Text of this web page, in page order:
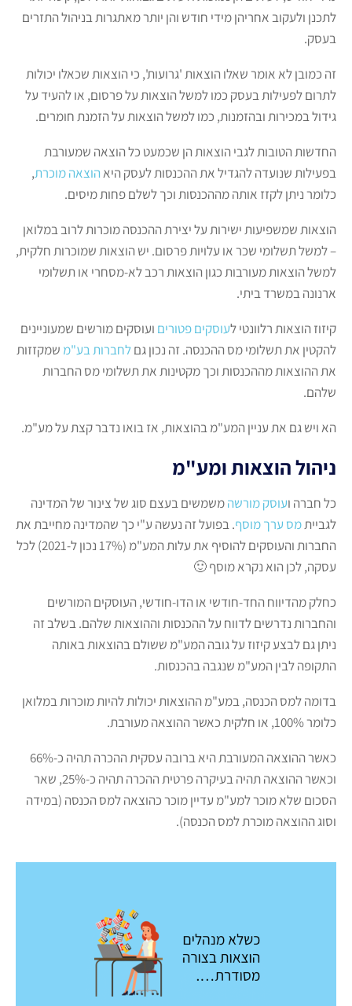
לתכנן ולעקוב אחריהן מידי חודש והן יותר מאתגרות בניהול התזרים
בעסק.
זה כמובן לא אומר שאלו הוצאות 'גרועות', כי הוצאות שכאלו יכולות
לתרום לפעילות בעסק כמו למשל הוצאות על פרסום, או להעיד על
גידול במכירות ובהזמנות, כמו למשל הוצאות על הזמנת חומרים.
החדשות הטובות לגבי הוצאות הן שכמעט כל הוצאה שמעורבת
בפעילות שנועדה להגדיל את ההכנסות לעסק היאהוצאה מוכרת,
כלומר ניתן לקזז אותה מההכנסות וכך לשלם פחות מיסים.
הוצאות שמשפיעות ישירות על יצירת ההכנסה מוכרות לרוב במלואן
– למשל תשלומי שכר או עלויות פרסום. יש הוצאות שמוכרות חלקית,
למשל הוצאות מעורבות כגון הוצאות רכב לא-מסחרי או תשלומי
ארנונה במשרד ביתי.
קיזוז הוצאות רלוונטי לעוסקים פטורים ועוסקים מורשים שמעוניינים
להקטין את תשלומי מס ההכנסה. זה נכון גםלחברות בע"מ שמקזזות
את ההוצאות מההכנסות וכך מקטינות את תשלומי מס החברות
שלהם.
הא ויש גם את עניין המע"מ בהוצאות, אז בואו נדבר קצת על מע"מ.
ניהול הוצאות ומע"מ
כל חברה ועוסק מורשהמשמשים בעצם סוג של צינור של המדינה
לגבייתמס ערך מוסף. בפועל זה נעשה ע"י כך שהמדינה מחייבת את
החברות והעוסקים להוסיף את עלות המע"מ (17% נכון ל-2021) לכל
עסקה, לכן הוא נקרא מוסף 🙂
כחלק מהדיווח החד-חודשי או הדו-חודשי, העוסקים המורשים
והחברות נדרשים לדווח על ההכנסות וההוצאות שלהם. בשלב זה
ניתן גם לבצע קיזוז על גובה המע"מ ששולם בהוצאות באותה
התקופה לבין המע"מ שנגבה בהכנסות.
בדומה למס הכנסה, במע"מ ההוצאות יכולות להיות מוכרות במלואן
כלומר 100%, או חלקית כאשר ההוצאה מעורבת.
כאשר ההוצאה המעורבת היא ברובה עסקית ההכרה תהיה כ-66%
וכאשר ההוצאה תהיה בעיקרה פרטית ההכרה תהיה כ-25%, שאר
הסכום שלא מוכר למע"מ עדיין מוכר כהוצאה למס הכנסה (במידה
וסוג ההוצאה מוכרת למס הכנסה).